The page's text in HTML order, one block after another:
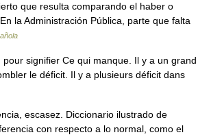
que resulta comparando el haber o
la Administración Pública, parte que falta
signifier Ce qui manque. Il y a un grand
le déficit. Il y a plusieurs déficit dans
escasez. Diccionario ilustrado de
con respecto a lo normal, como el